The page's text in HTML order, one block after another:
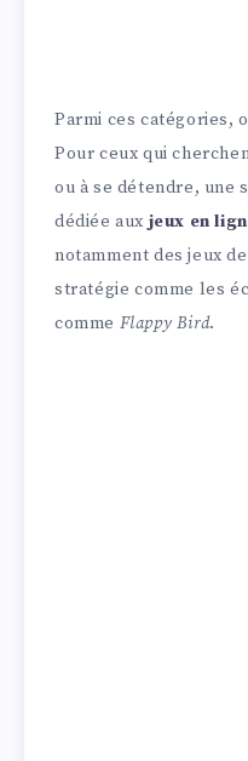
Parmi ces catégories,
Pour ceux qui
ou à se détendre, une
dédiée aux jeux en
notamment des jeux
stratégie comme les
comme Flappy Bird.